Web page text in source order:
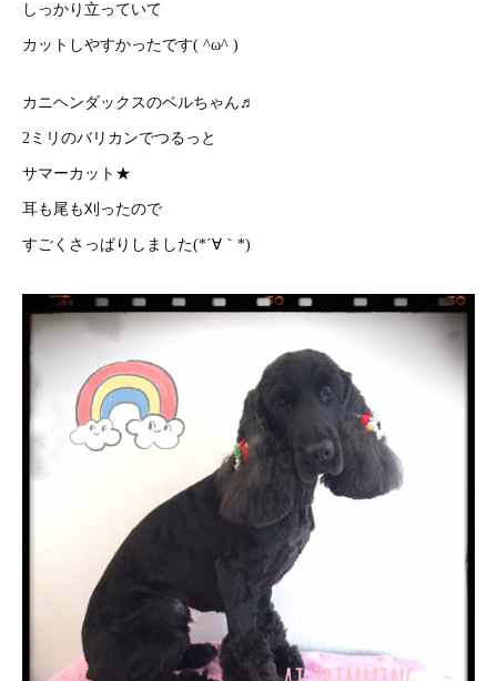
しっかり立っていて
カットしやすかったです( ^ω^ )
カニヘンダックスのベルちゃん♬
2ミリのバリカンでつるっと
サマーカット★
耳も尾も刈ったので
すごくさっぱりしました(*´∀｀*)